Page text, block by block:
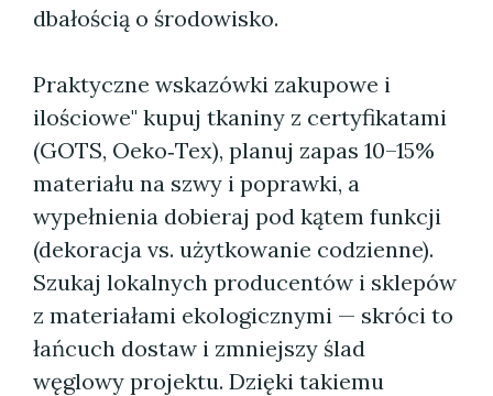
dbałością o środowisko.
Praktyczne wskazówki zakupowe i
ilościowe" kupuj tkaniny z certyfikatami
(GOTS, Oeko‑Tex), planuj zapas 10–15%
materiału na szwy i poprawki, a
wypełnienia dobieraj pod kątem funkcji
(dekoracja vs. użytkowanie codzienne).
Szukaj lokalnych producentów i sklepów
z materiałami ekologicznymi — skróci to
łańcuch dostaw i zmniejszy ślad
węglowy projektu. Dzięki takiemu